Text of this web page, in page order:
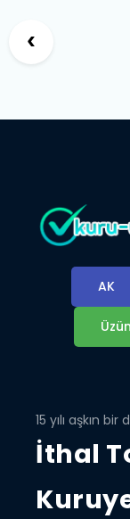
‹
AK
15 yılı aşkın
İthal